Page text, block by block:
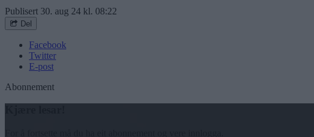
Publisert 30. aug 24 kl. 08:22
Del
Facebook
Twitter
E-post
Abonnement